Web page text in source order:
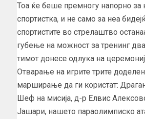
Тоа ќе беше премногу напорно за
спортистка, и не само за неа
спортистите во стрелаштво
губење на можност за тренинг
тимот донесе одлука на
Отварање на игрите трите
марширање да ги користат:
Шеф на мисија, д-р Елвис
Јашари, нашето параолимписко